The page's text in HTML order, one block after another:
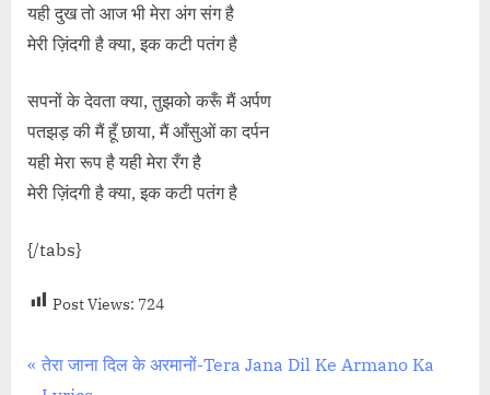
यही दुख तो आज भी मेरा अंग संग है
मेरी ज़िंदगी है क्या, इक कटी पतंग है
सपनों के देवता क्या, तुझको करूँ मैं अर्पण
पतझड़ की मैं हूँ छाया, मैं आँसुओं का दर्पन
यही मेरा रूप है यही मेरा रँग है
मेरी ज़िंदगी है क्या, इक कटी पतंग है
{/tabs}
Post Views: 724
Post
P
तेरा जाना दिल के अरमानों-Tera Jana Dil Ke Armano Ka